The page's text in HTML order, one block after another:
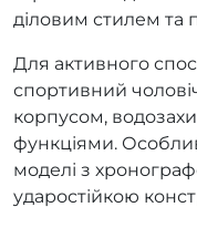
діловим стилем
Для активного
спортивний
корпусом,
функціями.
моделі з
ударостійкою